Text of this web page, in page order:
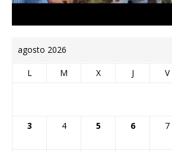
agosto 2026
L M X J V
3 4 5 6 7